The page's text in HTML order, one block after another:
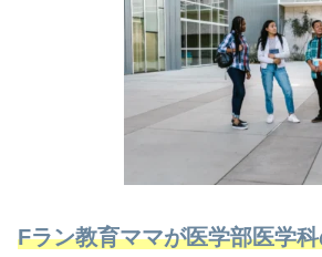
Fラン教育ママが医学部医学